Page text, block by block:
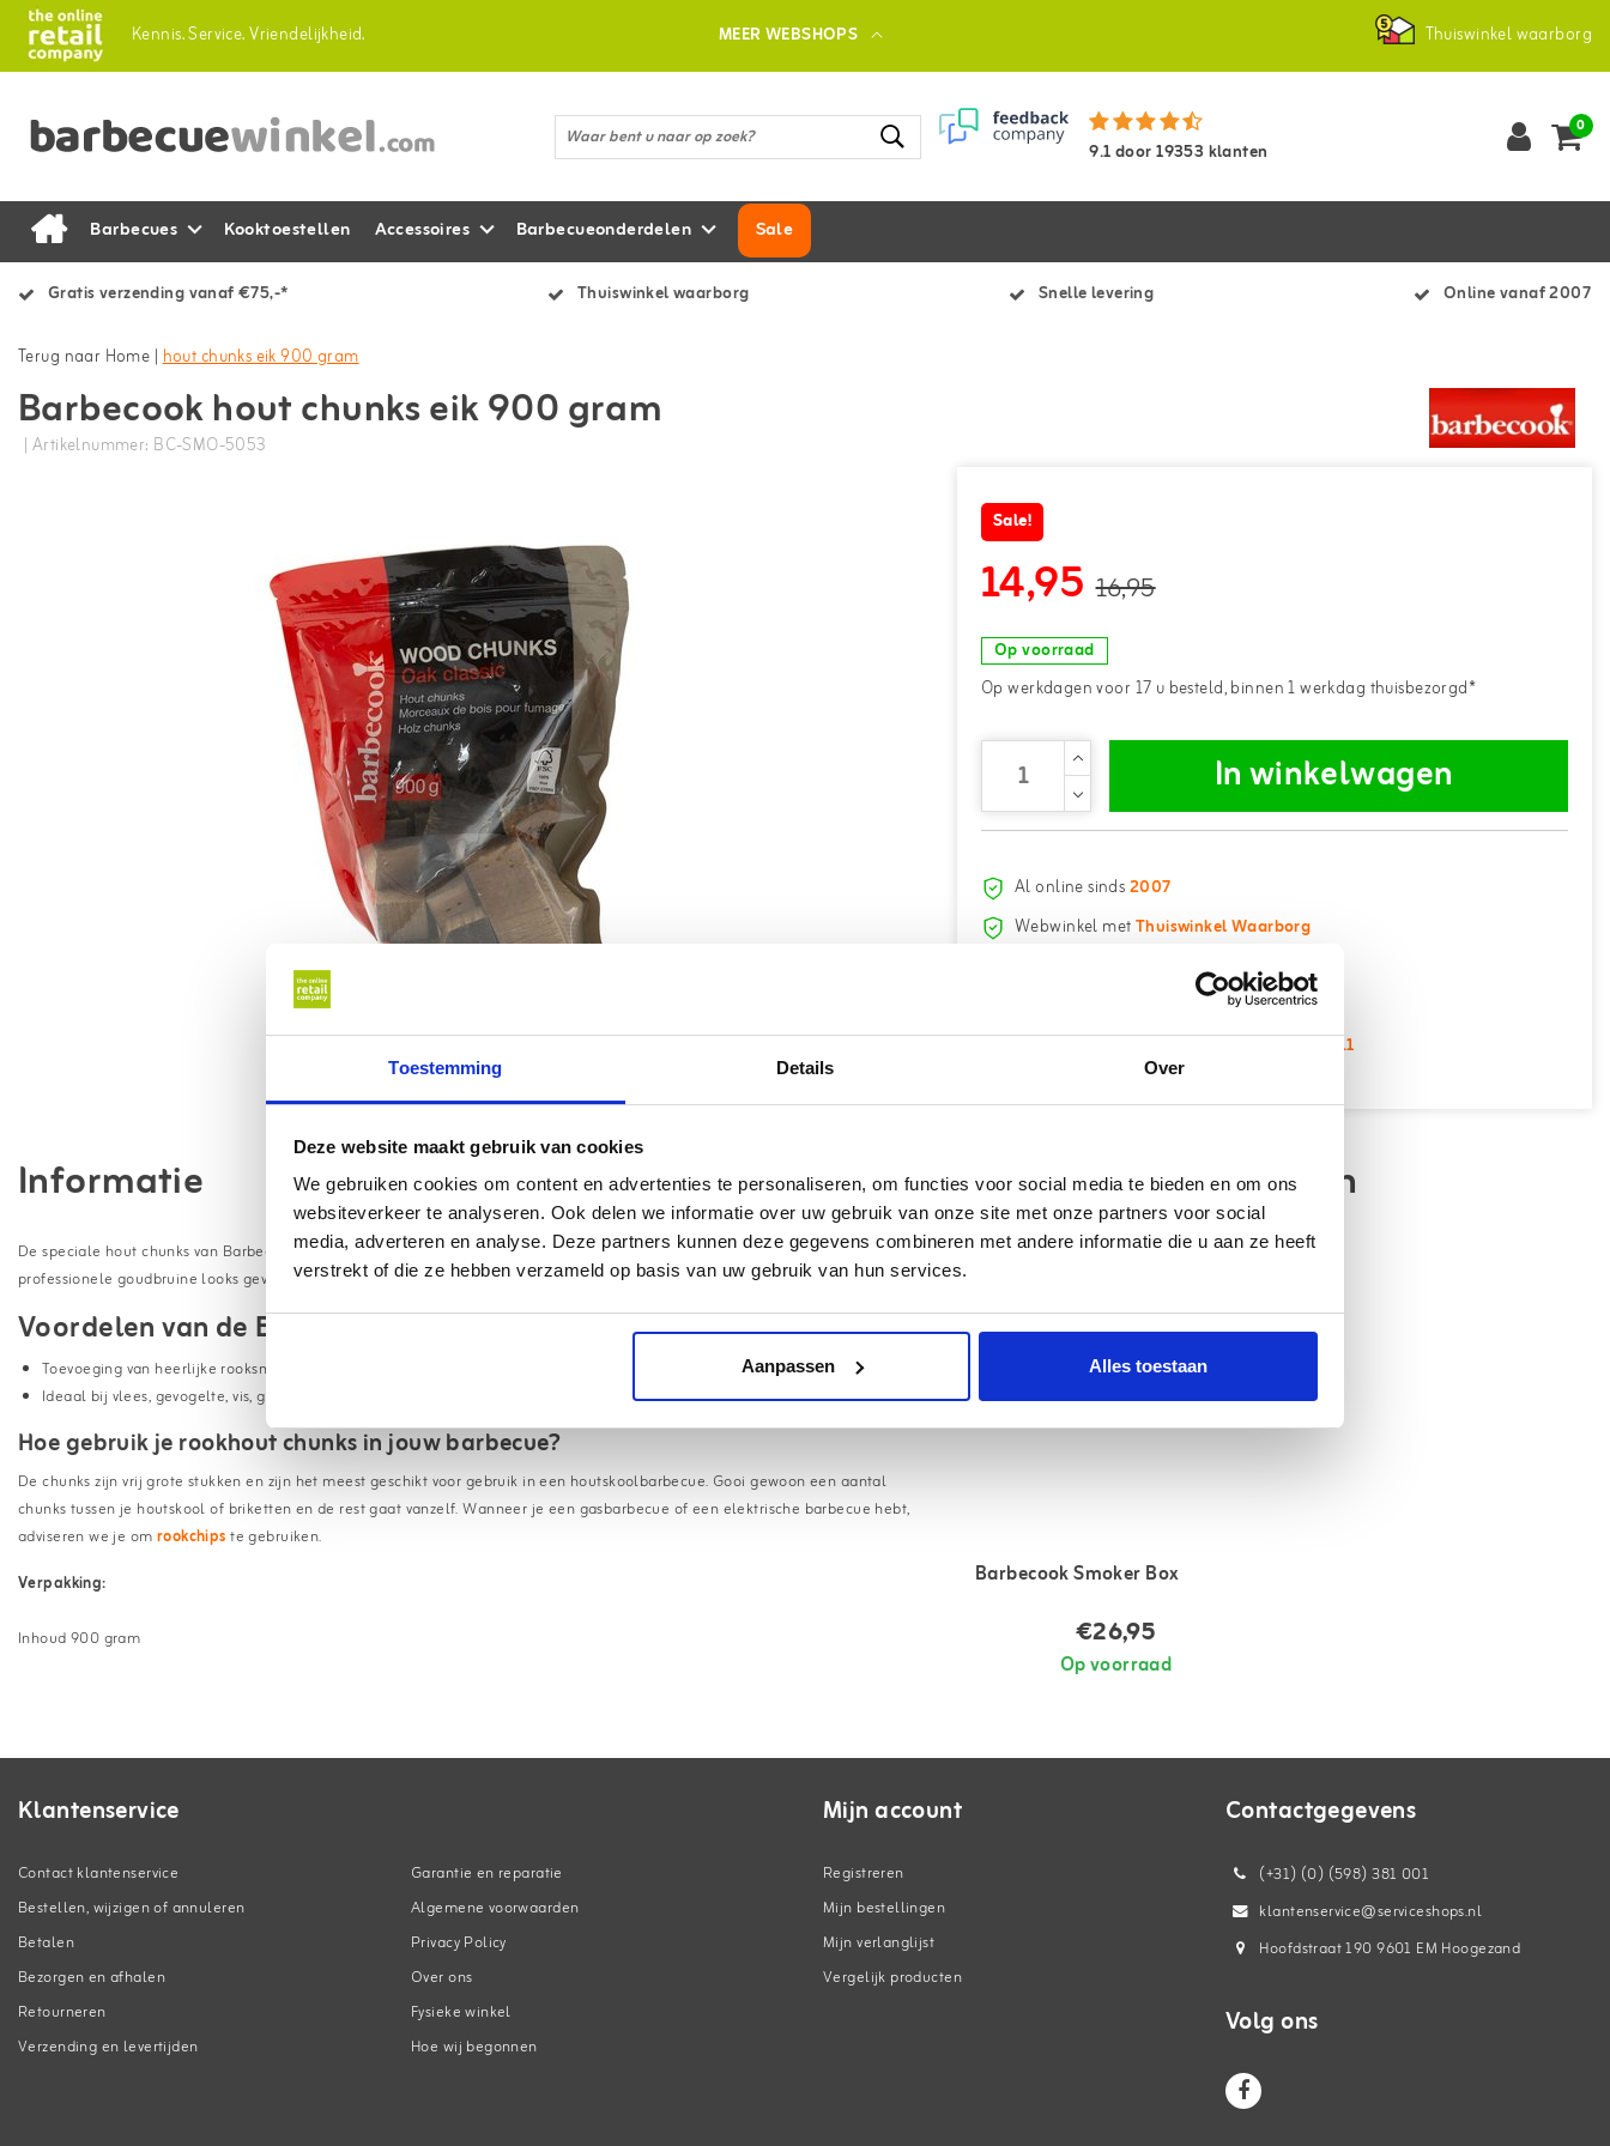
Toestemming Details Over
Deze website maakt gebruik van cookies
We gebruiken cookies om content en advertenties te personaliseren, om functies voor social media te bieden en om ons
websiteverkeer te analyseren. Ook delen we informatie over uw gebruik van onze site met onze partners voor social
media, adverteren en analyse. Deze partners kunnen deze gegevens combineren met andere informatie die u aan ze heeft
verstrekt of die ze hebben verzameld op basis van uw gebruik van hun services.
Aanpassen Alles toestaan
Kennis.Service.Vriendelijkheid. MEER WEBSHOPS Thuiswinkel waarborg
9.1door19353 klanten
0
Barbecues Kooktoestellen Accessoires Barbecueonderdelen Sale
Gratis verzending vanaf €75,-* Thuiswinkel waarborg Snelle levering Online vanaf 2007
Terug naar Home |hout chunks eik 900 gram
Barbecook hout chunks eik 900 gram
| Artikelnummer: BC-SMO-5053
Sale!
14,95 16,95
Op voorraad
Op werkdagen voor 17 u besteld, binnen 1 werkdag thuisbezorgd*
In winkelwagen
Al online sinds2007
Webwinkel metThuiswinkel Waarborg
3500+ afhaalpunten
verzending vanaf €75,- (NL/BE)
9.1
Informatie
De speciale hout chunks van Barbecook geven jouw gerechten een heerlijke rooksmaak! Daarnaast zal het vlees die
professionele goudbruine looks geven.
Voordelen van de Barbecook hout chunks eik:
Toevoeging van heerlijke rooksmaak aan bereidingen
Ideaal bij vlees, gevogelte, vis, groenten & kaas
Hoe gebruik je rookhout chunks in jouw barbecue?
De chunks zijn vrij grote stukken en zijn het meest geschikt voor gebruik in een houtskoolbarbecue. Gooi gewoon een aantal
chunks tussen je houtskool of briketten en de rest gaat vanzelf. Wanneer je een gasbarbecue of een elektrische barbecue hebt,
adviseren we je omrookchipste gebruiken.
Verpakking:
Inhoud 900 gram
Gerelateerde artikelen
Barbecook Smoker Box
€26,95
Op voorraad
Klantenservice
Contact klantenservice
Bestellen, wijzigen of annuleren
Betalen
Bezorgen en afhalen
Retourneren
Verzending en levertijden
Garantie en reparatie
Algemene voorwaarden
Privacy Policy
Over ons
Fysieke winkel
Hoe wij begonnen
Mijn account
Registreren
Mijn bestellingen
Mijn verlanglijst
Vergelijk producten
Contactgegevens
(+31) (0) (598) 381 001
klantenservice@serviceshops.nl
Hoofdstraat 190 9601 EM Hoogezand
Volg ons